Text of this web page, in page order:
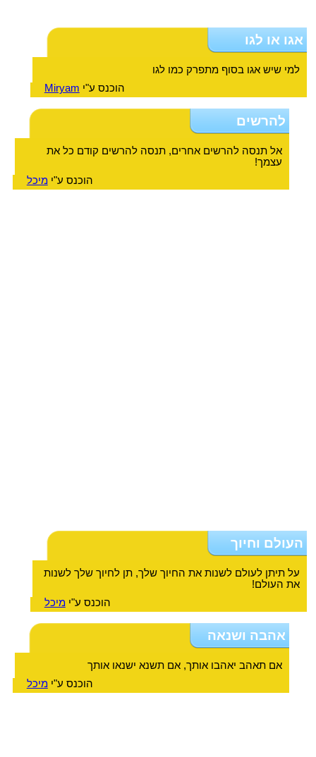
אגו או לגו
למי שיש אגו בסוף מתפרק כמו לגו
הוכנס ע"י Miryam
להרשים
אל תנסה להרשים אחרים, תנסה להרשים קודם כל את
עצמך!
הוכנס ע"ימיכל
העולם וחיוך
על תיתן לעולם לשנות את החיוך שלך, תן לחיוך שלך לשנות
את העולם!
הוכנס ע"ימיכל
אהבה ושנאה
אם תאהב יאהבו אותך, אם תשנא ישנאו אותך
הוכנס ע"ימיכל